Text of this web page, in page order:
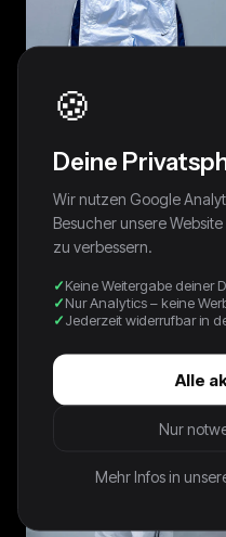
Nike Vintage *Babyblue*
64,00 €
🍪
Deine
Wir nutzen Google
Besucher unsere
zu verbessern.
Keine Weitergabe deiner
Nur Analytics – keine
Jederzeit widerrufbar in
Alle
Nur
Mehr Infos in